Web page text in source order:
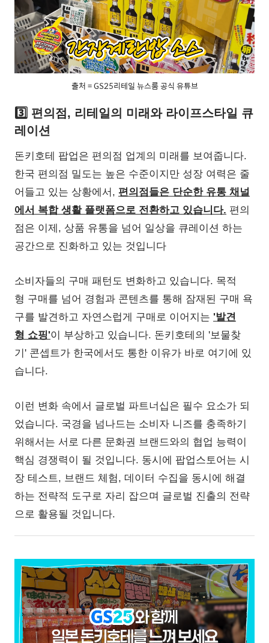
출처 = GS25리테일 뉴스룸 공식 유튜브
3️⃣ 편의점, 리테일의 미래와 라이프스타일 큐
레이션
돈키호테 팝업은 편의점 업계의 미래를 보여줍니다.
한국 편의점 밀도는 높은 수준이지만 성장 여력은 줄
어들고 있는 상황에서, 편의점들은 단순한 유통 채널
에서 복합 생활 플랫폼으로 전환하고 있습니다. 편의
점은 이제, 상품 유통을 넘어 일상을 큐레이션 하는
공간으로 진화하고 있는 것입니다
소비자들의 구매 패턴도 변화하고 있습니다. 목적
형 구매를 넘어 경험과 콘텐츠를 통해 잠재된 구매 욕
구를 발견하고 자연스럽게 구매로 이어지는 '발견
형 쇼핑'이 부상하고 있습니다. 돈키호테의 '보물찾
기' 콘셉트가 한국에서도 통한 이유가 바로 여기에 있
습니다.
이런 변화 속에서 글로벌 파트너십은 필수 요소가 되
었습니다. 국경을 넘나드는 소비자 니즈를 충족하기
위해서는 서로 다른 문화권 브랜드와의 협업 능력이
핵심 경쟁력이 될 것입니다. 동시에 팝업스토어는 시
장 테스트, 브랜드 체험, 데이터 수집을 동시에 해결
하는 전략적 도구로 자리 잡으며 글로벌 진출의 전략
으로 활용될 것입니다.